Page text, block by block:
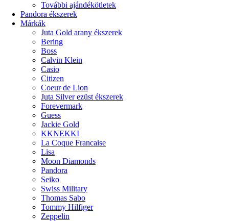
További ajándékötletek
Pandora ékszerek
Márkák
Juta Gold arany ékszerek
Bering
Boss
Calvin Klein
Casio
Citizen
Coeur de Lion
Juta Silver ezüst ékszerek
Forevermark
Guess
Jackie Gold
KKNEKKI
La Coque Francaise
Lisa
Moon Diamonds
Pandora
Seiko
Swiss Military
Thomas Sabo
Tommy Hilfiger
Zeppelin